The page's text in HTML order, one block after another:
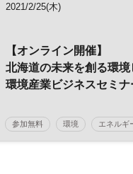
2021/2/25(木)
【オンライン開催】
北海道の未来を創る環境
環境産業ビジネスセミナ
参加無料 環境 エネルギ